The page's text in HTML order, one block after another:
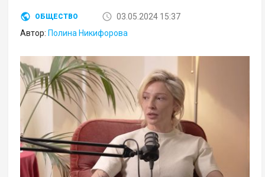
ОБЩЕСТВО
03.05.2024 15:37
Автор: Полина Никифорова